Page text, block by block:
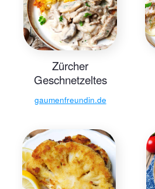
Zürcher
Geschnetzeltes
Original-Rezept -
Gaumenfreundin
schnelle
Familienrezepte
gaumenfreundin.de